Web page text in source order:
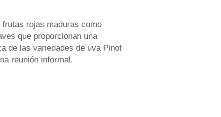
rojas maduras como
que proporcionan una
de las variedades de uva Pinot
reunión informal.